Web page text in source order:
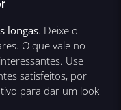
longas. Deixe o
O que vale no
Use
satisfeitos, por
para dar um look